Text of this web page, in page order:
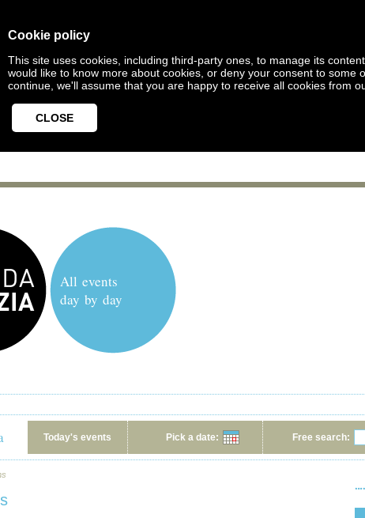
Cookie policy
This site uses cookies, including third-party ones, to manage its
would like to know more about cookies, or deny your consent to some
continue, we'll assume that you are happy to receive all cookies from
CLOSE
All events
day by day
Today's events Pick a date: Free search: